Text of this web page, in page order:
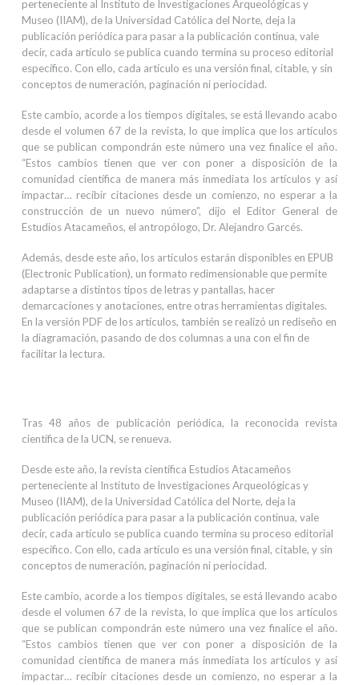
perteneciente al Instituto de Investigaciones Arqueológicas y
Museo (IIAM), de la Universidad Católica del Norte, deja la
publicación periódica para pasar a la publicación continua, vale
decir, cada artículo se publica cuando termina su proceso editorial
específico. Con ello, cada artículo es una versión final, citable, y sin
conceptos de numeración, paginación ni periocidad.
Este cambio, acorde a los tiempos digitales, se está llevando acabo
desde el volumen 67 de la revista, lo que implica que los artículos
que se publican compondrán este número una vez finalice el año.
“Estos cambios tienen que ver con poner a disposición de la
comunidad científica de manera más inmediata los artículos y así
impactar… recibir citaciones desde un comienzo, no esperar a la
construcción de un nuevo número”, dijo el Editor General de
Estudios Atacameños, el antropólogo, Dr. Alejandro Garcés.
Además, desde este año, los artículos estarán disponibles en EPUB
(Electronic Publication), un formato redimensionable que permite
adaptarse a distintos tipos de letras y pantallas, hacer
demarcaciones y anotaciones, entre otras herramientas digitales.
En la versión PDF de los artículos, también se realizó un rediseño en
la diagramación, pasando de dos columnas a una con el fin de
facilitar la lectura.
Tras 48 años de publicación periódica, la reconocida revista
científica de la UCN, se renueva.
Desde este año, la revista científica Estudios Atacameños
perteneciente al Instituto de Investigaciones Arqueológicas y
Museo (IIAM), de la Universidad Católica del Norte, deja la
publicación periódica para pasar a la publicación continua, vale
decir, cada artículo se publica cuando termina su proceso editorial
específico. Con ello, cada artículo es una versión final, citable, y sin
conceptos de numeración, paginación ni periocidad.
Este cambio, acorde a los tiempos digitales, se está llevando acabo
desde el volumen 67 de la revista, lo que implica que los artículos
que se publican compondrán este número una vez finalice el año.
“Estos cambios tienen que ver con poner a disposición de la
comunidad científica de manera más inmediata los artículos y así
impactar… recibir citaciones desde un comienzo, no esperar a la